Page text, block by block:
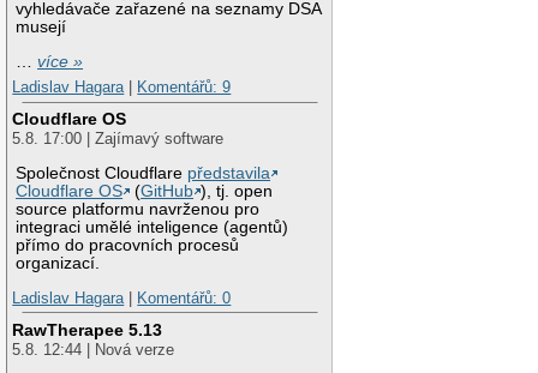
vyhledávače zařazené na seznamy DSA
musejí
…více »
Ladislav Hagara| Komentářů: 9
Cloudflare OS
5.8. 17:00 | Zajímavý software
Společnost Cloudflare představila
Cloudflare OS
(GitHub ), tj. open
source platformu navrženou pro
integraci umělé inteligence (agentů)
přímo do pracovních procesů
organizací.
Ladislav Hagara| Komentářů: 0
RawTherapee 5.13
5.8. 12:44 | Nová verze